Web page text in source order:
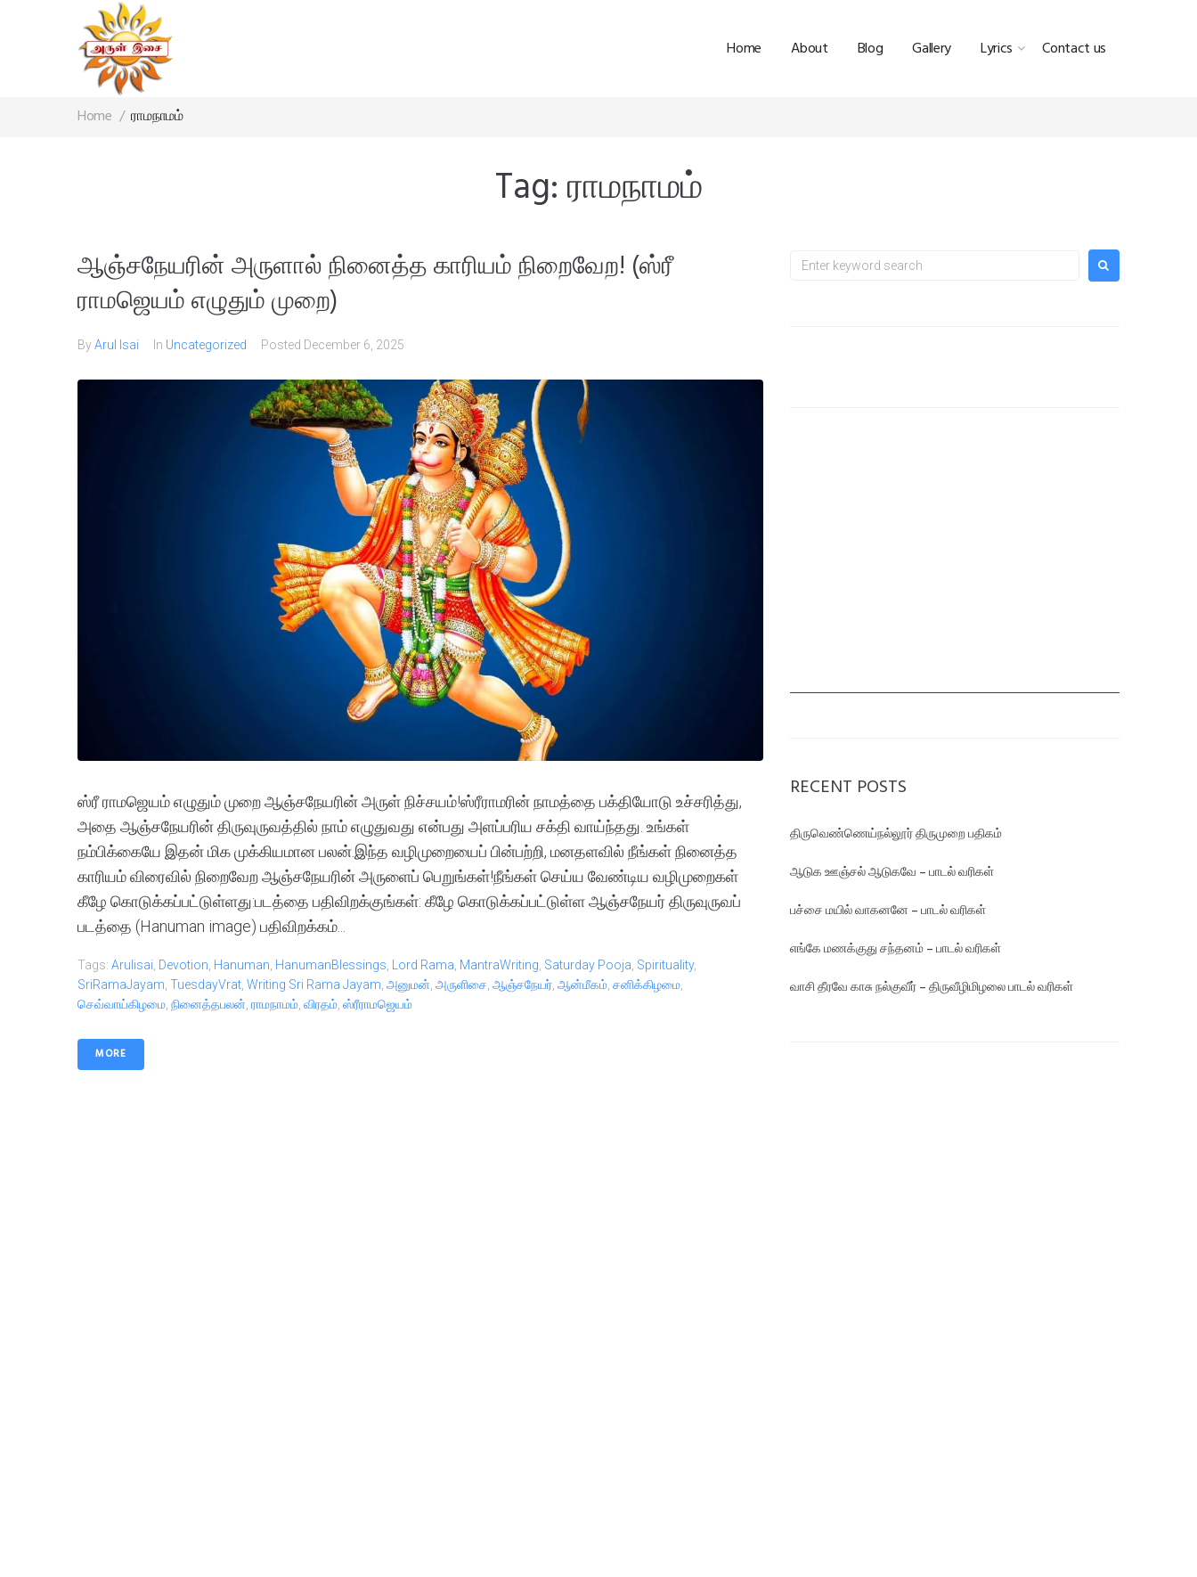
Home About Blog Gallery Lyrics Contact us
Home / ராமநாமம்
Tag:ராமநாமம்
ஆஞ்சநேயரின் அருளால் நினைத்த காரியம் நிறைவேற! (ஸ்ரீ
ராமஜெயம் எழுதும் முறை)
ByArul Isai In Uncategorized Posted December 6, 2025
ஸ்ரீ ராமஜெயம் எழுதும் முறை ஆஞ்சநேயரின் அருள் நிச்சயம்!ஸ்ரீராமரின் நாமத்தை பக்தியோடு உச்சரித்து,
அதை ஆஞ்சநேயரின் திருவுருவத்தில் நாம் எழுதுவது என்பது அளப்பரிய சக்தி வாய்ந்தது. உங்கள்
நம்பிக்கையே இதன் மிக முக்கியமான பலன்.இந்த வழிமுறையைப் பின்பற்றி, மனதளவில் நீங்கள் நினைத்த
காரியம் விரைவில் நிறைவேற ஆஞ்சநேயரின் அருளைப் பெறுங்கள்!நீங்கள் செய்ய வேண்டிய வழிமுறைகள்
கீழே கொடுக்கப்பட்டுள்ளது:படத்தை பதிவிறக்குங்கள்: கீழே கொடுக்கப்பட்டுள்ள ஆஞ்சநேயர் திருவுருவப்
படத்தை (Hanuman image) பதிவிறக்கம்...
Tags: Arulisai Devotion Hanuman HanumanBlessings Lord Rama MantraWriting Saturday Pooja Spirituality,
SriRamaJayam TuesdayVrat Writing Sri Rama Jayam அனுமன் அருளிசை ஆஞ்சநேயர் ஆன்மீகம் சனிக்கிழமை
செவ்வாய்கிழமை நினைத்தபலன் ராமநாமம் விரதம் ஸ்ரீராமஜெயம்
MORE
RECENT POSTS
திருவெண்ணெய்நல்லூர் திருமுறை பதிகம்
ஆடுக ஊஞ்சல் ஆடுகவே – பாடல் வரிகள்
பச்சை மயில் வாகனனே – பாடல் வரிகள்
எங்கே மண‌க்குது சந்தனம் – பாடல் வரிகள்
வாசி தீரவே காசு நல்குவீர் – திருவீழிமிழலை பாடல் வரிகள்